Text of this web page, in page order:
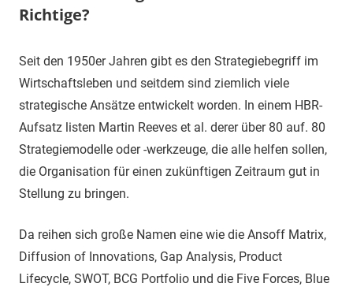
Richtige?
10.
Januar
terminal-
y
Sapere
aude
Seit den 1950er Jahren gibt es den Strategiebegriff im
Wirtschaftsleben und seitdem sind ziemlich viele
strategische Ansätze entwickelt worden. In einem HBR-
Aufsatz listen Martin Reeves et al. derer über 80 auf. 80
Strategiemodelle oder -werkzeuge, die alle helfen sollen,
die Organisation für einen zukünftigen Zeitraum gut in
Stellung zu bringen.
Da reihen sich große Namen eine wie die Ansoff Matrix,
Diffusion of Innovations, Gap Analysis, Product
Lifecycle, SWOT, BCG Portfolio und die Five Forces, Blue